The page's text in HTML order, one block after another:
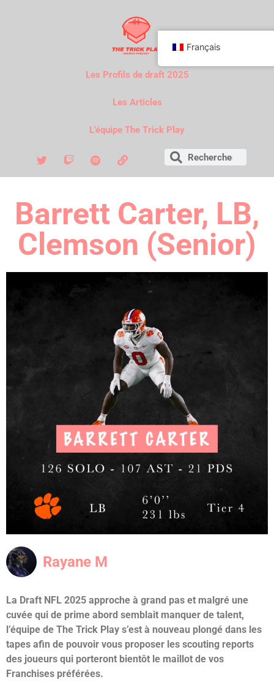
Les Profils de draft 2025
Les Articles
L'équipe The Trick Play
Barrett Carter, LB,
Clemson (Senior)
Rayane M
La Draft NFL 2025 approche à grand pas et malgré une
cuvée qui de prime abord semblait manquer de talent,
l’équipe de The Trick Play s’est à nouveau plongé dans les
tapes afin de pouvoir vous proposer les scouting reports
des joueurs qui porteront bientôt le maillot de vos
Franchises préférées.
Français